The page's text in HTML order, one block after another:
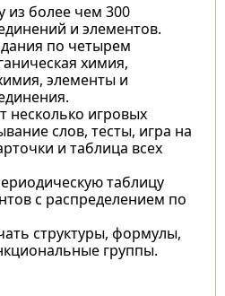
из более чем 300
и элементов.
по четырем
химия,
элементы и
несколько игровых
слов, тесты, игра на
и таблица всех
таблицу
с распределением по
структуры, формулы,
группы.